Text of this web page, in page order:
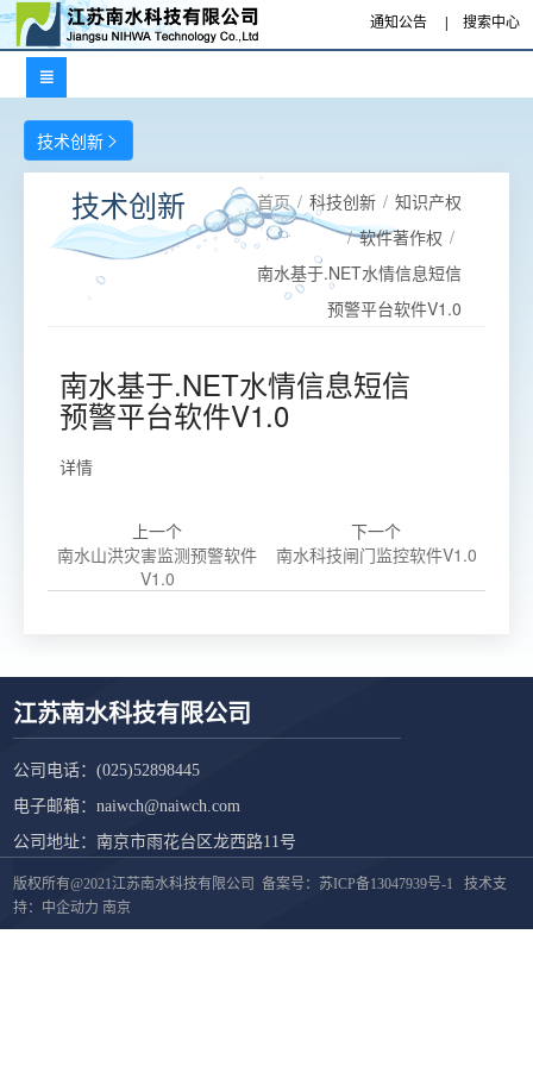
通知公告 | 搜索中心

技术创新 
技术创新 首页 / 科技创新 / 知识产权
/ 软件著作权 /
南水基于.NET水情信息短信
预警平台软件V1.0
南水基于.NET水情信息短信
预警平台软件V1.0
详情
上一个
南水山洪灾害监测预警软件
V1.0
下一个
南水科技闸门监控软件V1.0
江苏南水科技有限公司
公司电话：(025)52898445
电子邮箱：naiwch@naiwch.com
公司地址：南京市雨花台区龙西路11号
版权所有@2021江苏南水科技有限公司 备案号： 苏ICP备13047939号-1 技术支
持： 中企动力 南京